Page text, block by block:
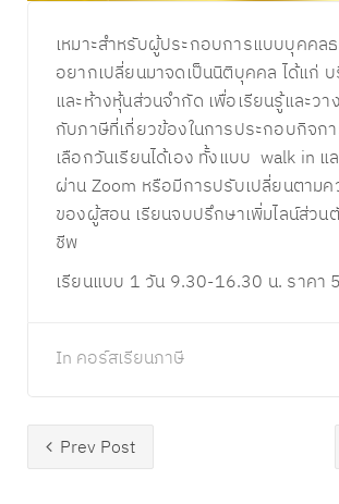
เหมาะสำหรับผู้ประกอบการแบบบุคคล
อยากเปลี่ยนมาจดเป็นนิติบุคคล ได้แก่
และห้างหุ้นส่วนจำกัด เพื่อเรียนรู้และวา
กับภาษีที่เกี่ยวข้องในการประกอบกิจก
เลือกวันเรียนได้เอง ทั้งแบบ walk in แ
ผ่าน Zoom หรือมีการปรับเปลี่ยนตามค
ของผู้สอน เรียนจบปรึกษาเพิ่มไลน์ส่วน
ชีพ
เรียนแบบ 1 วัน 9.30-16.30 น. ราคา
In คอร์สเรียนภาษี
Prev Post